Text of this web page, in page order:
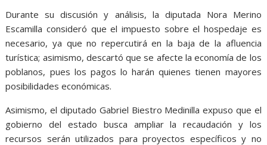
Durante su discusión y análisis, la diputada Nora Merino
Escamilla consideró que el impuesto sobre el hospedaje es
necesario, ya que no repercutirá en la baja de la afluencia
turística; asimismo, descartó que se afecte la economía de los
poblanos, pues los pagos lo harán quienes tienen mayores
posibilidades económicas.
Asimismo, el diputado Gabriel Biestro Medinilla expuso que el
gobierno del estado busca ampliar la recaudación y los
recursos serán utilizados para proyectos específicos y no